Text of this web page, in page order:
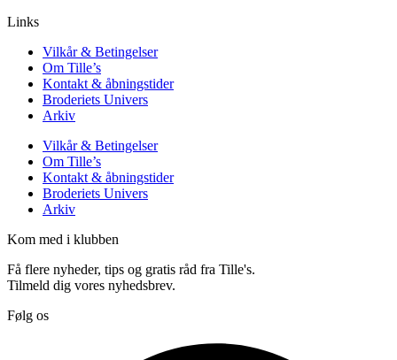
Links
Vilkår & Betingelser
Om Tille’s
Kontakt & åbningstider
Broderiets Univers
Arkiv
Vilkår & Betingelser
Om Tille’s
Kontakt & åbningstider
Broderiets Univers
Arkiv
Kom med i klubben
Få flere nyheder, tips og gratis råd fra Tille's.
Tilmeld dig vores nyhedsbrev.
Følg os